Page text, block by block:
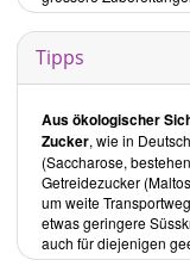
Inhalt des Buches
Vegan Christmas -
Einführung gefolgt
Die Rezepte sind in 7
Party-Snacks
Hauptsachen
Das Drum
Tipps
Aus ökologischer
Zucker, wie in
(Saccharose,
Getreidezucker
um weite
etwas geringere
auch für diejenigen